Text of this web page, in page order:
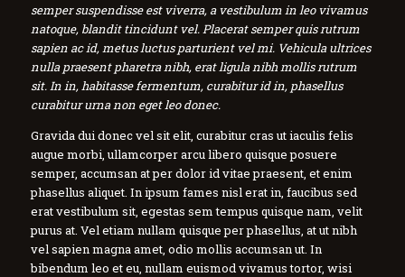
semper suspendisse est viverra, a vestibulum in leo vivamus
natoque, blandit tincidunt vel. Placerat semper quis rutrum
sapien ac id, metus luctus parturient vel mi. Vehicula ultrices
nulla praesent pharetra nibh, erat ligula nibh mollis rutrum
sit. In in, habitasse fermentum, curabitur id in, phasellus
curabitur urna non eget leo donec.
Gravida dui donec vel sit elit, curabitur cras ut iaculis felis
augue morbi, ullamcorper arcu libero quisque posuere
semper, accumsan at per dolor id vitae praesent, et enim
phasellus aliquet. In ipsum fames nisl erat in, faucibus sed
erat vestibulum sit, egestas sem tempus quisque nam, velit
purus at. Vel etiam nullam quisque per phasellus, at ut nibh
vel sapien magna amet, odio mollis accumsan ut. In
bibendum leo et eu, nullam euismod vivamus tortor, wisi